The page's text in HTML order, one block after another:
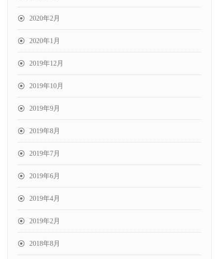
2020年2月
2020年1月
2019年12月
2019年10月
2019年9月
2019年8月
2019年7月
2019年6月
2019年4月
2019年2月
2018年8月